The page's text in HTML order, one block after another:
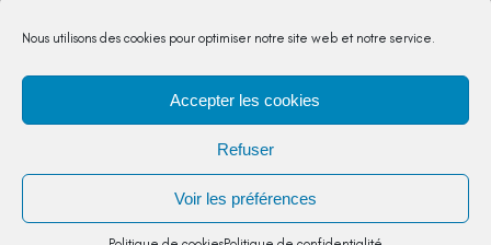
Nous utilisons des cookies pour optimiser notre site web et notre service.
Accepter les cookies
Refuser
Voir les préférences
TÉLÉPHONE : 04 90 85 22 98